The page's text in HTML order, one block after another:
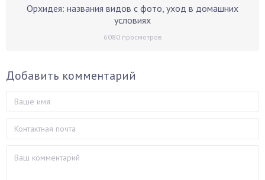
Орхидея: названия видов с фото, уход в домашних
условиях
6080просмотров
Добавить комментарий